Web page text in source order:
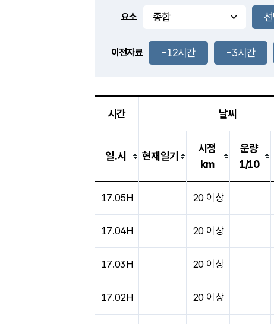
풍도
0.8m/s
-
요소
이전자료 -12시간 -3시간
시간 날씨
일.시 현재일기
시정
km
운량
1/10
17.05H 20 이상
17.04H 20 이상
17.03H 20 이상
17.02H 20 이상